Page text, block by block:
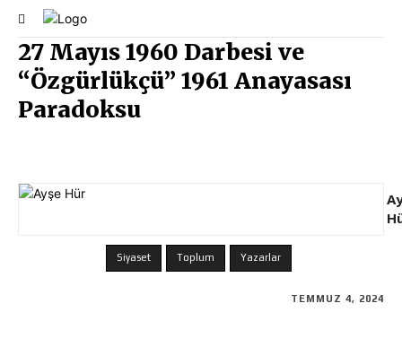
27 Mayıs 1960 Darbesi ve
“Özgürlükçü” 1961 Anayasası
Paradoksu
Siyaset Toplum Yazarlar
TEMMUZ 4, 2024